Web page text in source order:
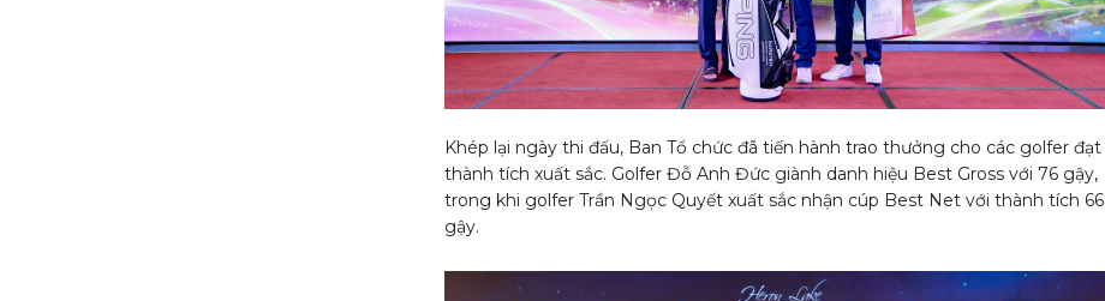
Khép lại ngày thi đấu, Ban Tổ chức đã tiến hành trao thưởng cho các golfer đạt
thành tích xuất sắc. Golfer Đỗ Anh Đức giành danh hiệu Best Gross với 76 gậy,
trong khi golfer Trần Ngọc Quyết xuất sắc nhận cúp Best Net với thành tích 66
gậy.